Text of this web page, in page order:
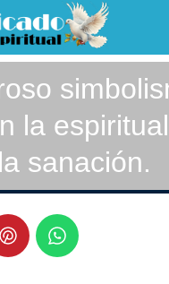
la
la sanación.